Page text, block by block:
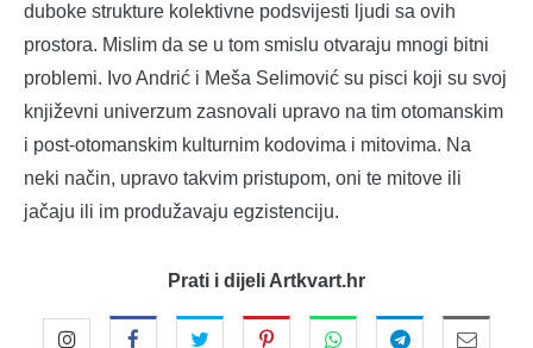
duboke strukture kolektivne podsvijesti ljudi sa ovih
prostora. Mislim da se u tom smislu otvaraju mnogi bitni
problemi. Ivo Andrić i Meša Selimović su pisci koji su svoj
književni univerzum zasnovali upravo na tim otomanskim
i post-otomanskim kulturnim kodovima i mitovima. Na
neki način, upravo takvim pristupom, oni te mitove ili
jačaju ili im produžavaju egzistenciju.
Prati i dijeli Artkvart.hr